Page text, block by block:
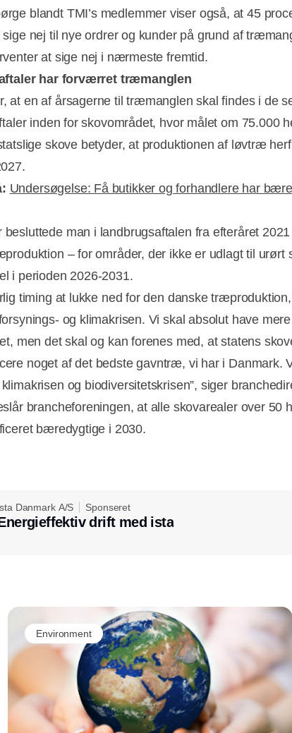
blandt TMI’s medlemmer viser også, at 45
sige nej til nye ordrer og kunder på grund af
at sige nej i nærmeste fremtid.
har forværret træmanglen
at en af årsagerne til træmanglen skal findes i de
inden for skovområdet, hvor målet om 75.000
skove betyder, at produktionen af løvtræ
Undersøgelse: Få butikker og forhandlere har
besluttede man i landbrugsaftalen fra efteråret
– for områder, der ikke er udlagt til urørt
i perioden 2026-2031.
timing at lukke ned for den danske
og klimakrisen. Vi skal absolut have mere
men det skal og kan forenes med, at statens
noget af det bedste gavntræ, vi har i Danmark.
og biodiversitetskrisen”, siger
brancheforeningen, at alle skovarealer over 50
bæredygtige i 2030.
Danmark A/S Sponseret
drift med ista
Environment